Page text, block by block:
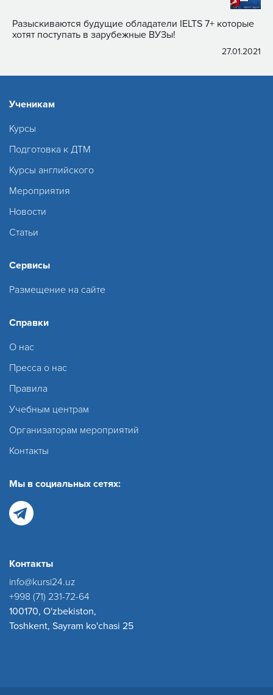
Разыскиваются будущие обладатели IELTS 7+ которые
хотят поступать в зарубежные ВУЗы!
27.01.2021
Ученикам
Курсы
Подготовка к ДТМ
Курсы английского
Мероприятия
Новости
Статьи
Сервисы
Размещение на сайте
Справки
О нас
Пресса о нас
Правила
Учебным центрам
Организаторам мероприятий
Контакты
Мы в социальных сетях:
Контакты
info@kursi24.uz
+998 (71) 231-72-64
100170, O'zbekiston,
Toshkent, Sayram ko'chasi 25